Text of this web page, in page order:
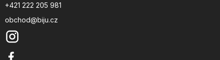
+421 222 205 981
obchod@biju.cz